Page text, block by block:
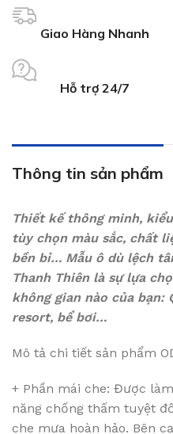
Giao Hàng Nhanh
Hỗ trợ 24/7
Thông tin sản phẩm
Thiết kế thông minh,
tùy chọn màu sắc, chất
bền bỉ… Mẫu ô dù lệch
Thanh Thiên là sự lựa
không gian nào của bạn:
resort, bể bơi…
Mô tả chi tiết sản phẩm
+ Phần mái che: Được
năng chống thấm tuyệt
che mưa hoàn hảo. Bên